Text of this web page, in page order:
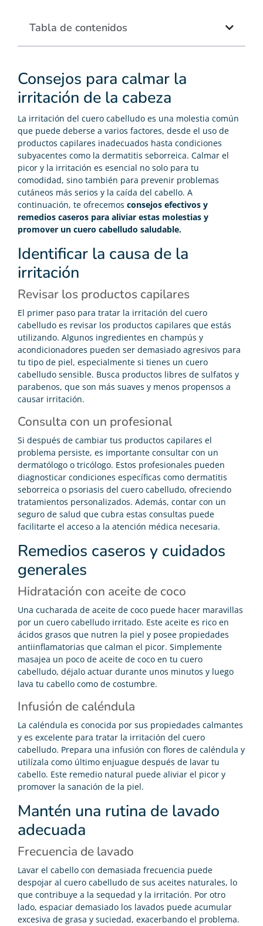
Consejos para calmar la
irritación de la cabeza
La irritación del cuero cabelludo es una molestia común
que puede deberse a varios factores, desde el uso de
productos capilares inadecuados hasta condiciones
subyacentes como la dermatitis seborreica. Calmar el
picor y la irritación es esencial no solo para tu
comodidad, sino también para prevenir problemas
cutáneos más serios y la caída del cabello. A
continuación, te ofrecemos consejos efectivos y
remedios caseros para aliviar estas molestias y
promover un cuero cabelludo saludable.
Identificar la causa de la
irritación
Revisar los productos capilares
El primer paso para tratar la irritación del cuero
cabelludo es revisar los productos capilares que estás
utilizando. Algunos ingredientes en champús y
acondicionadores pueden ser demasiado agresivos para
tu tipo de piel, especialmente si tienes un cuero
cabelludo sensible. Busca productos libres de sulfatos y
parabenos, que son más suaves y menos propensos a
causar irritación.
Consulta con un profesional
Si después de cambiar tus productos capilares el
problema persiste, es importante consultar con un
dermatólogo o tricólogo. Estos profesionales pueden
diagnosticar condiciones específicas como dermatitis
seborreica o psoriasis del cuero cabelludo, ofreciendo
tratamientos personalizados. Además, contar con un
seguro de salud que cubra estas consultas puede
facilitarte el acceso a la atención médica necesaria.
Remedios caseros y cuidados
generales
Hidratación con aceite de coco
Una cucharada de aceite de coco puede hacer maravillas
por un cuero cabelludo irritado. Este aceite es rico en
ácidos grasos que nutren la piel y posee propiedades
antiinflamatorias que calman el picor. Simplemente
masajea un poco de aceite de coco en tu cuero
cabelludo, déjalo actuar durante unos minutos y luego
lava tu cabello como de costumbre.
Infusión de caléndula
La caléndula es conocida por sus propiedades calmantes
y es excelente para tratar la irritación del cuero
cabelludo. Prepara una infusión con flores de caléndula y
utilízala como último enjuague después de lavar tu
cabello. Este remedio natural puede aliviar el picor y
promover la sanación de la piel.
Mantén una rutina de lavado
adecuada
Frecuencia de lavado
Lavar el cabello con demasiada frecuencia puede
despojar al cuero cabelludo de sus aceites naturales, lo
que contribuye a la sequedad y la irritación. Por otro
lado, espaciar demasiado los lavados puede acumular
excesiva de grasa y suciedad, exacerbando el problema.
Tabla de contenidos